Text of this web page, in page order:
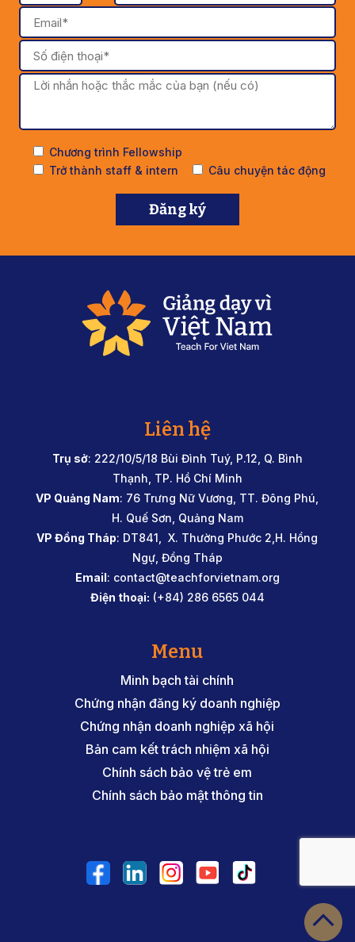
Chương trình Fellowship
Trở thành staff & intern
Câu chuyện tác động
Liên hệ
Trụ sở: 222/10/5/18 Bùi Đình Tuý, P.12, Q. Bình
Thạnh, TP. Hồ Chí Minh
VP Quảng Nam: 76 Trưng Nữ Vương, TT. Đông Phú,
H. Quế Sơn, Quảng Nam
VP Đồng Tháp: DT841, X. Thường Phước 2,H. Hồng
Ngự, Đồng Tháp
Email: contact@teachforvietnam.org
Điện thoại: (+84) 286 6565 044
Menu
Minh bạch tài chính
Chứng nhận đăng ký doanh nghiệp
Chứng nhận doanh nghiệp xã hội
Bản cam kết trách nhiệm xã hội
Chính sách bảo vệ trẻ em
Chính sách bảo mật thông tin